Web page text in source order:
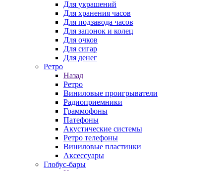
Для украшений
Для хранения часов
Для подзавода часов
Для запонок и колец
Для очков
Для сигар
Для денег
Ретро
Назад
Ретро
Виниловые проигрыватели
Радиоприемники
Граммофоны
Патефоны
Акустические системы
Ретро телефоны
Виниловые пластинки
Аксессуары
Глобус-бары